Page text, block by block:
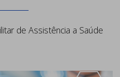
de Assistência a Saúde